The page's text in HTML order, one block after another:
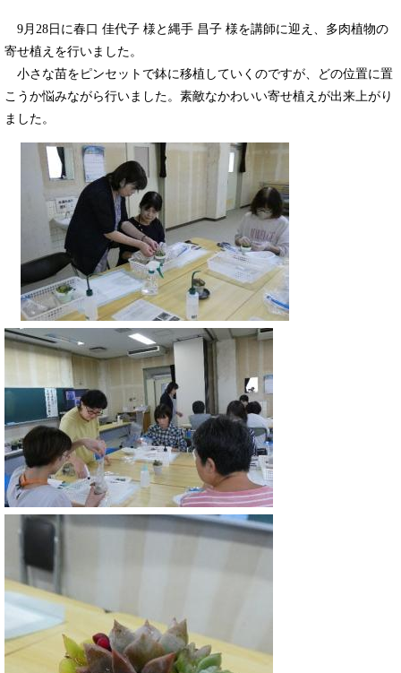
9月28日に春口 佳代子 様と縄手 昌子 様を講師に迎え、多肉植物の
寄せ植えを行いました。
小さな苗をピンセットで鉢に移植していくのですが、どの位置に置
こうか悩みながら行いました。素敵なかわいい寄せ植えが出来上がり
ました。